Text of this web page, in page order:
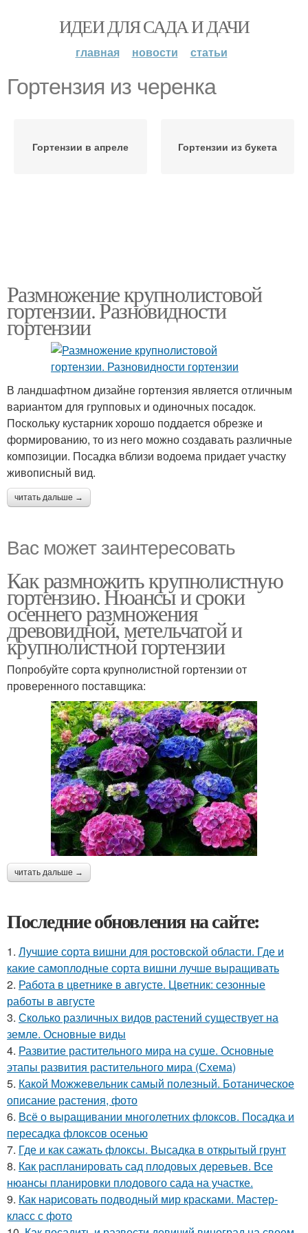
ИДЕИ ДЛЯ САДА И ДАЧИ
главная новости статьи
Гортензия из черенка
Гортензии в апреле Гортензии из букета
Размножение крупнолистовой
гортензии. Разновидности
гортензии
В ландшафтном дизайне гортензия является отличным
вариантом для групповых и одиночных посадок.
Поскольку кустарник хорошо поддается обрезке и
формированию, то из него можно создавать различные
композиции. Посадка вблизи водоема придает участку
живописный вид.
читать дальше →
Вас может заинтересовать
Как размножить крупнолистную
гортензию. Нюансы и сроки
осеннего размножения
древовидной, метельчатой и
крупнолистной гортензии
Попробуйте сорта крупнолистной гортензии от
проверенного поставщика:
читать дальше →
Последние обновления на сайте:
1. Лучшие сорта вишни для ростовской области. Где и
какие самоплодные сорта вишни лучше выращивать
2. Работа в цветнике в августе. Цветник: сезонные
работы в августе
3. Сколько различных видов растений существует на
земле. Основные виды
4. Развитие растительного мира на суше. Основные
этапы развития растительного мира (Схема)
5. Какой Можжевельник самый полезный. Ботаническое
описание растения, фото
6. Всё о выращивании многолетних флоксов. Посадка и
пересадка флоксов осенью
7. Где и как сажать флоксы. Высадка в открытый грунт
8. Как распланировать сад плодовых деревьев. Все
нюансы планировки плодового сада на участке.
9. Как нарисовать подводный мир красками. Мастер-
класс с фото